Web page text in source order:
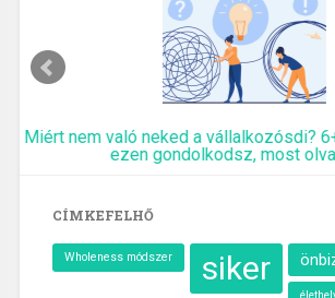
Miért nem való neked a vállalkozósdi?
ezen gondolkodsz, most
CÍMKEFELHŐ
Wholeness módszer siker